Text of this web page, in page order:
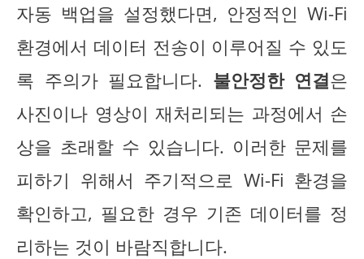
자동 백업을 설정했다면, 안정적인 Wi-Fi
환경에서 데이터 전송이 이루어질 수 있도
록 주의가 필요합니다. 불안정한 연결은
사진이나 영상이 재처리되는 과정에서 손
상을 초래할 수 있습니다. 이러한 문제를
피하기 위해서 주기적으로 Wi-Fi 환경을
확인하고, 필요한 경우 기존 데이터를 정
리하는 것이 바람직합니다.